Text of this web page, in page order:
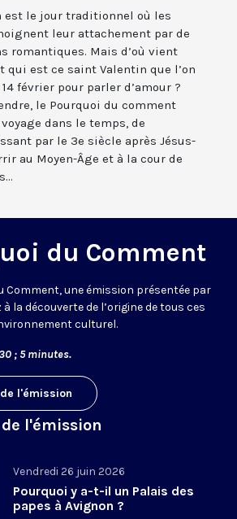
est le jour traditionnel où les
leur attachement par de
romantiques. Mais d’où vient
qui est ce saint Valentin que l’on
février pour parler d’amour ?
le Pourquoi du comment
dans le temps, de
par le 3e siècle après Jésus-
au Moyen-Âge et à la cour de
du Comment
Comment, une émission présentée par
la découverte de l’origine de tous ces
culturel.
; 5 minutes.
l'émission
l'émission
Vendredi 26 juin 2026
Pourquoi y a-t-il un Palais des
papes à Avignon ?